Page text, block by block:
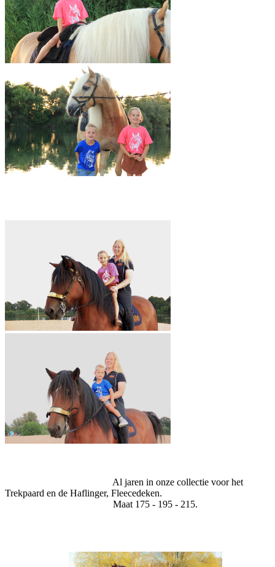
Al jaren in onze collectie voor het
Trekpaard en de Haflinger, Fleecedeken.
Maat 175 - 195 - 215.